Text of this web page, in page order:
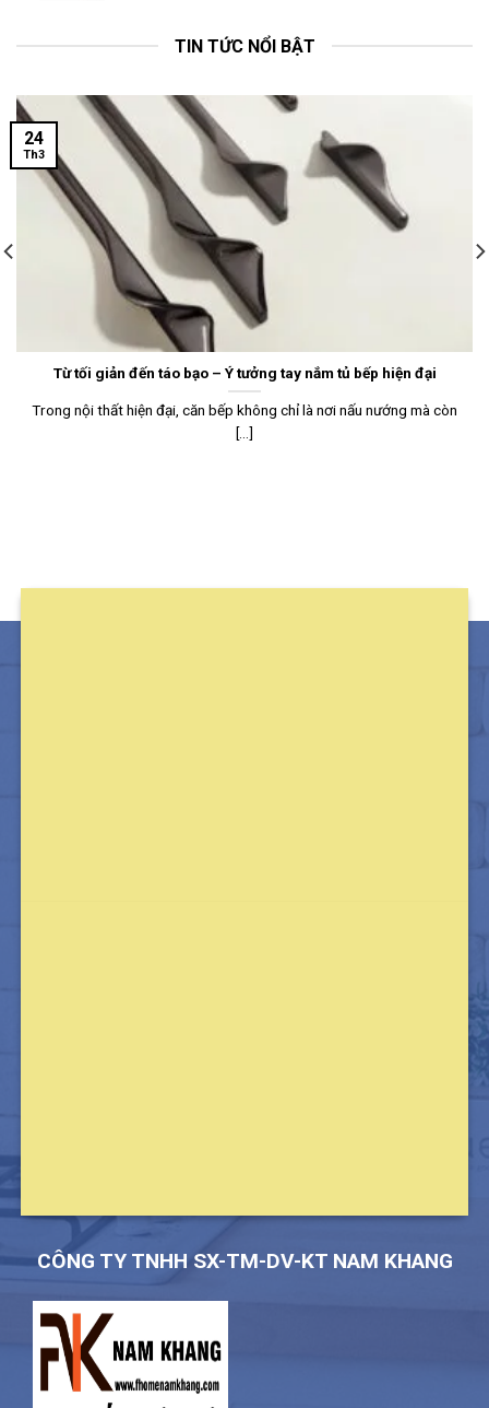
TIN TỨC NỔI BẬT
Từ tối giản đến táo bạo – Ý tưởng tay nắm tủ bếp hiện đại
Trong nội thất hiện đại, căn bếp không chỉ là nơi nấu nướng mà còn
[...]
24
Th3
CÔNG TY TNHH SX-TM-DV-KT NAM KHANG